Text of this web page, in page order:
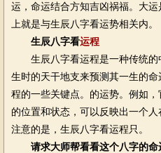
运，命运结合方知吉凶祸福。大
上就是与生辰八字看运势相关内。
生辰八字看运程
生辰八字看运程是一种传统的
生时的天干地支来预测其一生的
程的一些关键点。的运势。例如
的位置和状态，可以反映出一个
注意的是，生辰八字看运程只。
请求大师帮看看这个八字的命